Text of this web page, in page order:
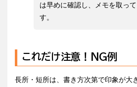
は早めに確認し、メモを取っ
す。
これだけ注意！NG例
長所・短所は、書き方次第で印象が大